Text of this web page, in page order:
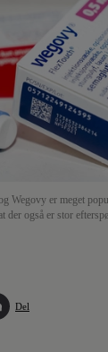
Wegovy er meget
der også er stor
Del